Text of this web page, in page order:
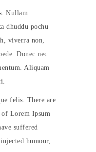
Nullam
dhuddu pochu
viverra non,
Donec nec
Aliquam
felis. There are
of Lorem Ipsum
suffered
humour,